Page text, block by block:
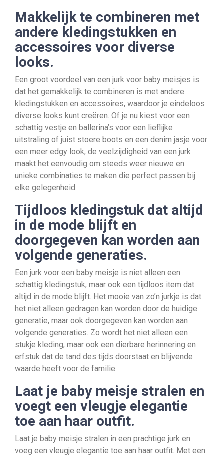
Makkelijk te combineren met
andere kledingstukken en
accessoires voor diverse
looks.
Een groot voordeel van een jurk voor baby meisjes is
dat het gemakkelijk te combineren is met andere
kledingstukken en accessoires, waardoor je eindeloos
diverse looks kunt creëren. Of je nu kiest voor een
schattig vestje en ballerina’s voor een lieflijke
uitstraling of juist stoere boots en een denim jasje voor
een meer edgy look, de veelzijdigheid van een jurk
maakt het eenvoudig om steeds weer nieuwe en
unieke combinaties te maken die perfect passen bij
elke gelegenheid.
Tijdloos kledingstuk dat altijd
in de mode blijft en
doorgegeven kan worden aan
volgende generaties.
Een jurk voor een baby meisje is niet alleen een
schattig kledingstuk, maar ook een tijdloos item dat
altijd in de mode blijft. Het mooie van zo’n jurkje is dat
het niet alleen gedragen kan worden door de huidige
generatie, maar ook doorgegeven kan worden aan
volgende generaties. Zo wordt het niet alleen een
stukje kleding, maar ook een dierbare herinnering en
erfstuk dat de tand des tijds doorstaat en blijvende
waarde heeft voor de familie.
Laat je baby meisje stralen en
voegt een vleugje elegantie
toe aan haar outfit.
Laat je baby meisje stralen in een prachtige jurk en
voeg een vleugje elegantie toe aan haar outfit. Met een